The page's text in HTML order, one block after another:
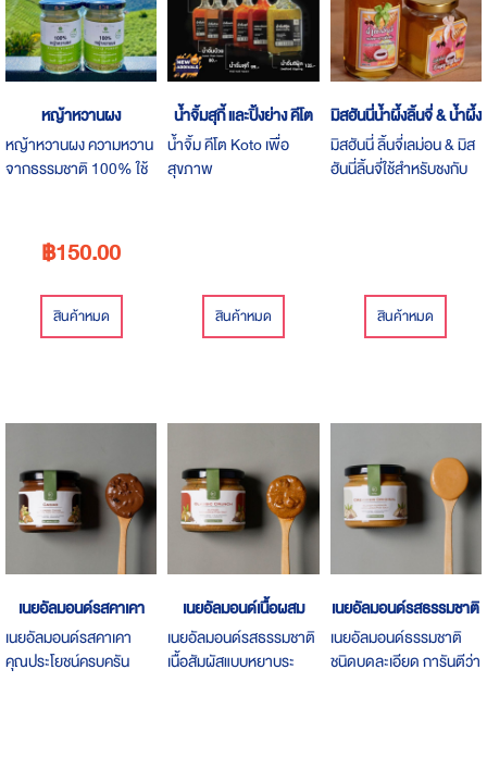
หญ้าหวานผง
หญ้าหวานผง ความหวาน
จากธรรมชาติ 100% ใช้
฿150.00
สินค้าหมด
น้ำจิ้มสุกี้ และปิ้งย่าง คีโต
น้ำจิ้ม คีโต Koto เพื่อ
สุขภาพ
สินค้าหมด
มิสฮันนี่น้ำผึ้งลิ้นจี่ & น้ำผึ้ง
มิสฮันนี่ ลิ้นจี่เลม่อน & มิส
ฮันนี่ลิ้นจี่ใช้สำหรับชงกับ
สินค้าหมด
เนยอัลมอนด์รสคาเคา
เนยอัลมอนด์รสคาเคา
คุณประโยชน์ครบครัน
เนยอัลมอนด์เนื้อผสม
เนยอัลมอนด์รสธรรมชาติ
เนื้อสัมผัสแบบหยาบระ
เนยอัลมอนด์รสธรรมชาติ
เนยอัลมอนด์ธรรมชาติ
ชนิดบดละเอียด การันตีว่า